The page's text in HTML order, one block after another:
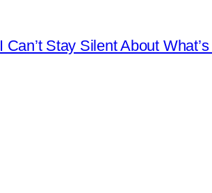
Stay Silent About